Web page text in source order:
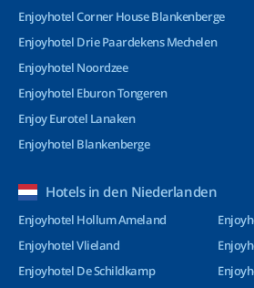
Enjoyhotel Corner House Blankenberge
Enjoyhotel Drie Paardekens Mechelen
Enjoyhotel Noordzee
Enjoyhotel Eburon Tongeren
Enjoy Eurotel Lanaken
Enjoyhotel Blankenberge
Hotels in den Niederlanden
Enjoyhotel Hollum Ameland
Enjoyhotel Vlieland
Enjoyhotel De Schildkamp